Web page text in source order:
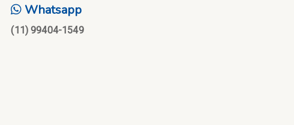
Whatsapp
(11) 99404-1549